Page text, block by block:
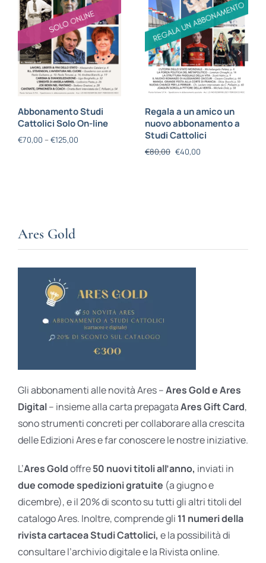
Abbonamento Studi
Cattolici Solo On-line
€70,00 – €125,00
Regala a un amico un
nuovo abbonamento a
Studi Cattolici
€80,00 €40,00
Ares Gold
Gli abbonamenti alle novità Ares –Ares Gold e Ares
Digital– insieme alla carta prepagataAres Gift Card,
sono strumenti concreti per collaborare alla crescita
delle Edizioni Ares e far conoscere le nostre iniziative.
L’Ares Goldoffre50 nuovi titoli all’anno, inviati in
due comode spedizioni gratuite (a giugno e
dicembre), e il 20% di sconto su tutti gli altri titoli del
catalogo Ares. Inoltre, comprende gli 11 numeri della
rivista cartacea Studi Cattolici, e la possibilità di
consultare l’archivio digitale e la Rivista online.